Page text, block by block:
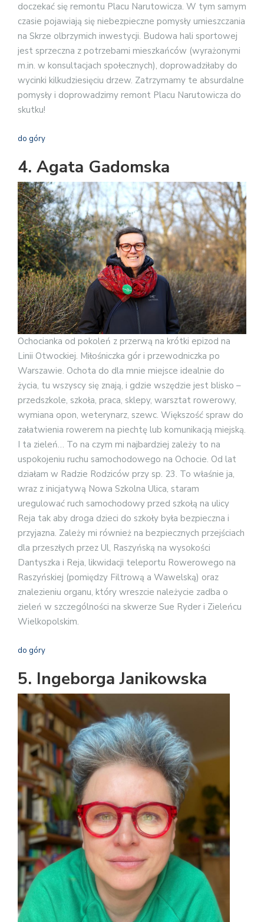
doczekać się remontu Placu Narutowicza. W tym samym
czasie pojawiają się niebezpieczne pomysły umieszczania
na Skrze olbrzymich inwestycji. Budowa hali sportowej
jest sprzeczna z potrzebami mieszkańców (wyrażonymi
m.in. w konsultacjach społecznych), doprowadziłaby do
wycinki kilkudziesięciu drzew. Zatrzymamy te absurdalne
pomysły i doprowadzimy remont Placu Narutowicza do
skutku!
do góry
4. Agata Gadomska
Ochocianka od pokoleń z przerwą na krótki epizod na
Linii Otwockiej. Miłośniczka gór i przewodniczka po
Warszawie. Ochota do dla mnie miejsce idealnie do
życia, tu wszyscy się znają, i gdzie wszędzie jest blisko –
przedszkole, szkoła, praca, sklepy, warsztat rowerowy,
wymiana opon, weterynarz, szewc. Większość spraw do
załatwienia rowerem na piechtę lub komunikacją miejską.
I ta zieleń… To na czym mi najbardziej zależy to na
uspokojeniu ruchu samochodowego na Ochocie. Od lat
działam w Radzie Rodziców przy sp. 23. To właśnie ja,
wraz z inicjatywą Nowa Szkolna Ulica, staram
uregulować ruch samochodowy przed szkołą na ulicy
Reja tak aby droga dzieci do szkoły była bezpieczna i
przyjazna. Zależy mi również na bezpiecznych przejściach
dla przeszłych przez Ul, Raszyńską na wysokości
Dantyszka i Reja, likwidacji teleportu Rowerowego na
Raszyńskiej (pomiędzy Filtrową a Wawelską) oraz
znalezieniu organu, który wreszcie należycie zadba o
zieleń w szczególności na skwerze Sue Ryder i Zieleńcu
Wielkopolskim.
do góry
5. Ingeborga Janikowska